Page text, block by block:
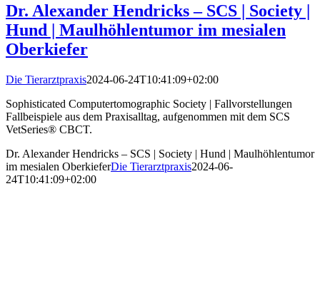
Dr. Alexander Hendricks – SCS | Society |
Hund | Maulhöhlentumor im mesialen
Oberkiefer
Die Tierarztpraxis2024-06-24T10:41:09+02:00
Sophisticated Computertomographic Society | Fallvorstellungen
Fallbeispiele aus dem Praxisalltag, aufgenommen mit dem SCS
VetSeries® CBCT.
Dr. Alexander Hendricks – SCS | Society | Hund | Maulhöhlentumor
im mesialen OberkieferDie Tierarztpraxis2024-06-
24T10:41:09+02:00